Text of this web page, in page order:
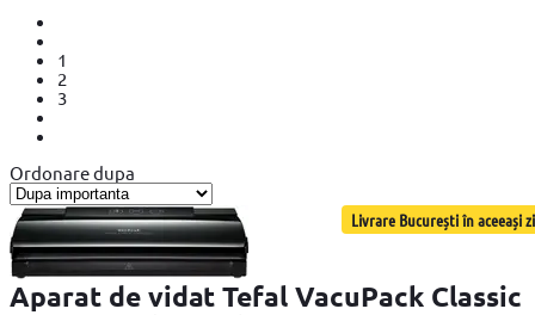
1
2
3
Ordonare dupa
Livrare București în aceeași zi
Aparat de vidat Tefal VacuPack Classic